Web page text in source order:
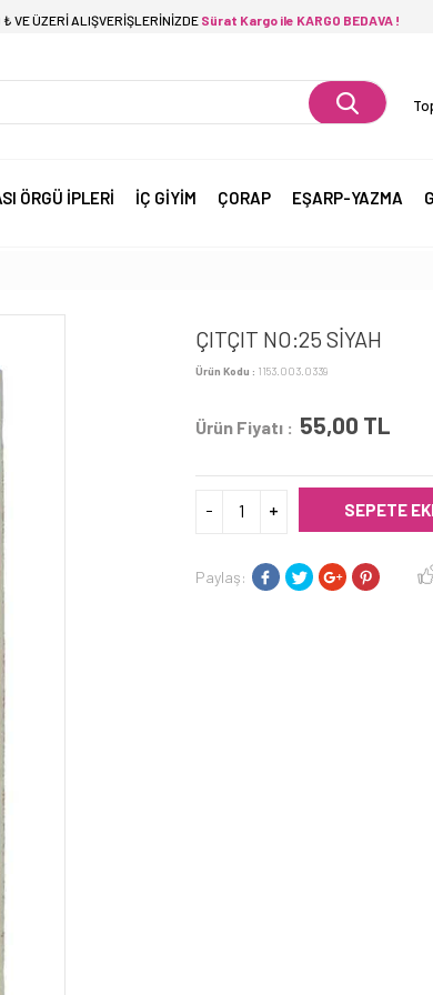
₺ VE ÜZERİ ALIŞVERİŞLERİNİZDE Sürat Kargo ile KARGO BEDAVA !
ÖRGÜ İPLERİ İÇ GİYİM ÇORAP EŞARP-YAZMA
ÇITÇIT NO:25 SİYAH
Ürün Kodu : 1153.003.0339
Ürün Fiyatı : 55,00 TL
SEPETE
Paylaş: